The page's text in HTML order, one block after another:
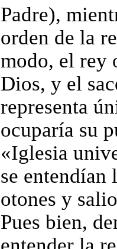
Padre),
orden de la
modo, el rey
Dios, y el
representa
ocuparía su
«Iglesia
se entendían
otones y
Pues bien,